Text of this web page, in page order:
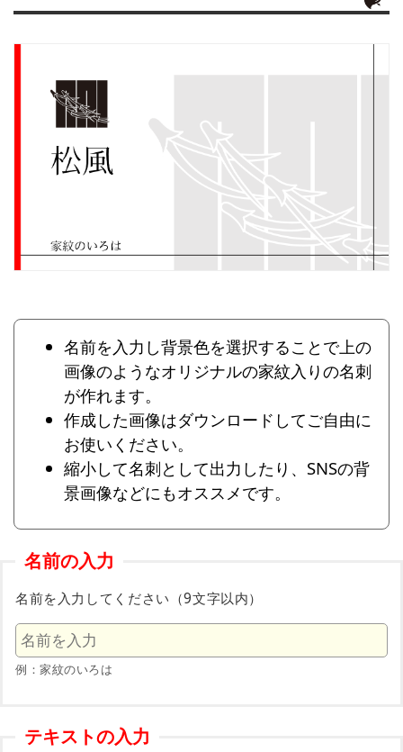
名前を入力し背景色を選択することで上の
画像のようなオリジナルの家紋入りの名刺
が作れます。
作成した画像はダウンロードしてご自由に
お使いください。
縮小して名刺として出力したり、SNSの背
景画像などにもオススメです。
名前の入力
名前を入力してください（9文字以内）
例：家紋のいろは
テキストの入力